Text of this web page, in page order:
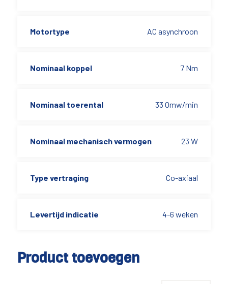
Product toevoegen
Motortype AC asynchroon
Nominaal koppel 7 Nm
Nominaal toerental 33 Omw/min
Nominaal mechanisch vermogen 23 W
Type vertraging Co-axiaal
Levertijd indicatie 4-6 weken